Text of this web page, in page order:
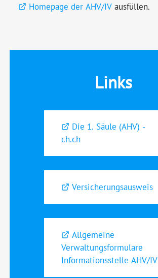
Homepage der AHV/IV ausfüllen.
Links
Die 1. Säule (AHV) -
ch.ch
Versicherungsausweis
Allgemeine
Verwaltungsformulare
Informationsstelle AHV/IV